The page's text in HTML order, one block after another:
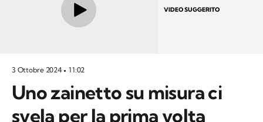
VIDEO SUGGERITO
3 Ottobre 2024 11:02
Uno zainetto su misura ci
svela per la prima volta